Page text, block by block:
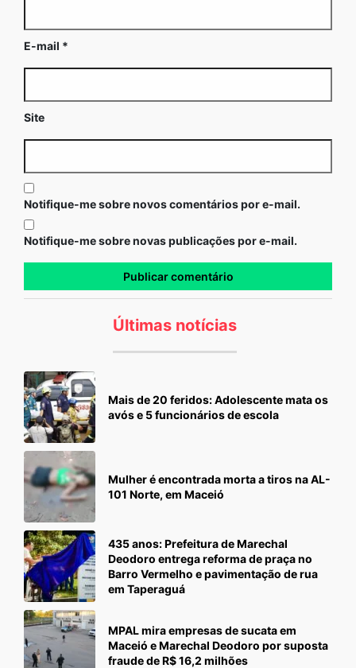
E-mail *
Site
Notifique-me sobre novos comentários por e-mail.
Notifique-me sobre novas publicações por e-mail.
Últimas notícias
Mais de 20 feridos: Adolescente mata os
avós e 5 funcionários de escola
Mulher é encontrada morta a tiros na AL-
101 Norte, em Maceió
435 anos: Prefeitura de Marechal
Deodoro entrega reforma de praça no
Barro Vermelho e pavimentação de rua
em Taperaguá
MPAL mira empresas de sucata em
Maceió e Marechal Deodoro por suposta
fraude de R$ 16,2 milhões